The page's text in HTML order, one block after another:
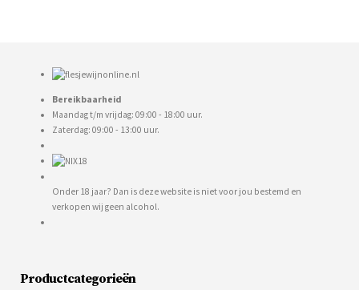
Bereikbaarheid
Maandag t/m vrijdag: 09:00 - 18:00 uur.
Zaterdag: 09:00 - 13:00 uur.
Onder 18 jaar? Dan is deze website is niet voor jou bestemd en
verkopen wij geen alcohol.
Productcategorieën